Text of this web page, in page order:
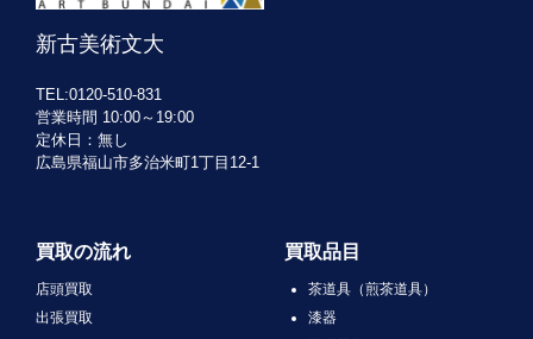
新古美術文大
TEL:0120-510-831
営業時間 10:00～19:00
定休日：無し
広島県福山市多治米町1丁目12-1
買取の流れ
店頭買取
出張買取
買取品目
茶道具（煎茶道具）
漆器